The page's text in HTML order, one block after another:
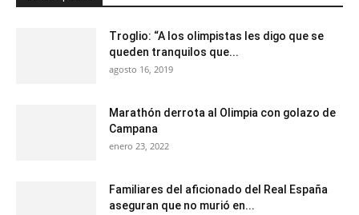
Troglio: “A los olimpistas les digo que se
queden tranquilos que...
agosto 16, 2019
Marathón derrota al Olimpia con golazo de
Campana
enero 23, 2022
Familiares del aficionado del Real España
aseguran que no murió en...